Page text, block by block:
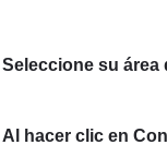
de HBO para
no
por HBO
conlleva
Seleccione su área
Al hacer clic en